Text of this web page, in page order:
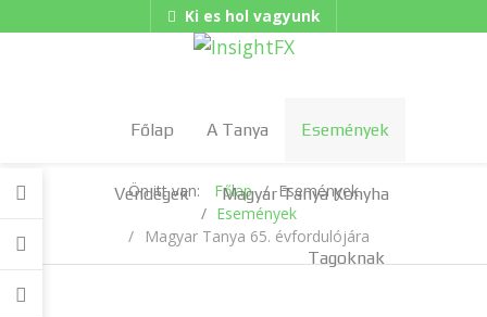
Ki es hol vagyunk
Főlap
A Tanya Események
Vendégek Magyar Tanya Konyha
Tagoknak
Ön itt van: Főlap
Események
Események
Magyar Tanya 65. évfordulójára